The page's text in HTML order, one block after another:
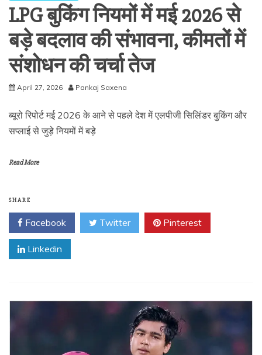
LPG बुकिंग नियमों में मई 2026 से
बड़े बदलाव की संभावना, कीमतों में
संशोधन की चर्चा तेज
April 27, 2026 Pankaj Saxena
ब्यूरो रिपोर्ट मई 2026 के आने से पहले देश में एलपीजी सिलिंडर बुकिंग और
सप्लाई से जुड़े नियमों में बड़े
Read More
SHARE
Facebook Twitter Pinterest
Linkedin